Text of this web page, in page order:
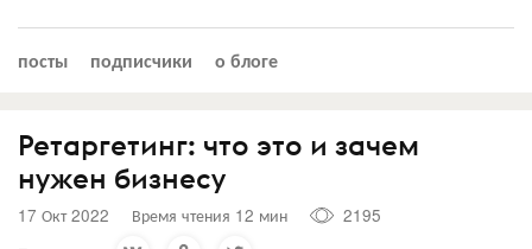
посты подписчики о блоге
Ретаргетинг: что это и зачем
нужен бизнесу
17 Окт 2022 Время чтения 12 мин
2195